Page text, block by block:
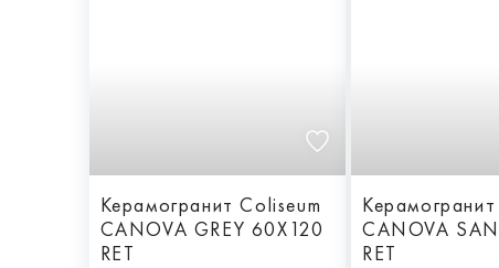
Керамогранит Coliseum
CANOVA GREY 60X120
RET
CANOVA
RET